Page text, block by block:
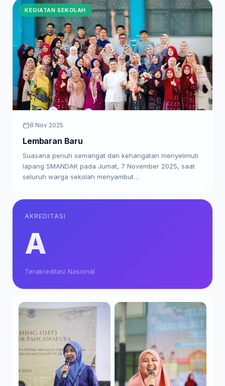
KEGIATAN SEKOLAH
8 Nov 2025
Lembaran Baru
Suasana penuh semangat dan kehangatan menyelimuti
lapang SMANDAK pada Jumat, 7 November 2025, saat
seluruh warga sekolah menyambut…
AKREDITASI
A
Terakreditasi Nasional